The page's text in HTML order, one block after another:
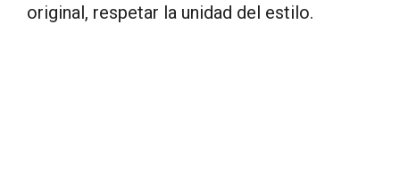
original, respetar la unidad del estilo.